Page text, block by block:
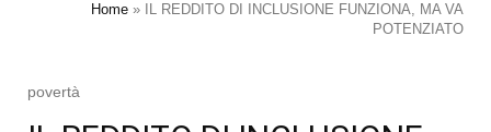
Home »
IL REDDITO DI INCLUSIONE FUNZIONA, MA VA
POTENZIATO
povertà